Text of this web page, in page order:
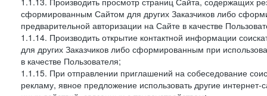
сформированным Сайтом для других Заказчиков либо
предварительной авторизации на Сайте в качестве
1.1.14. Производить открытие контактной информации
для других Заказчиков либо сформированным при
в качестве Пользователя;
1.1.15. При отправлении приглашений на собеседование
рекламу, явное предложение использовать другие